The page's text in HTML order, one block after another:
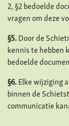
2, §2 bedoelde
vragen om deze
§5. Door de
kennis te hebben
bedoelde
§6. Elke wijziging
binnen de
communicatie